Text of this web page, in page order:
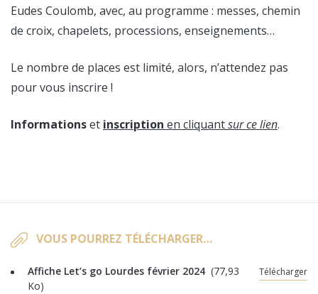
Eudes Coulomb, avec, au programme : messes, chemin
de croix, chapelets, processions, enseignements…
Le nombre de places est limité, alors, n’attendez pas
pour vous inscrire !
Informationset inscription en cliquantsur ce lien.
VOUS POURREZ TÉLÉCHARGER…
Affiche Let’s go Lourdes février 2024 (77,93
Ko)
Télécharger